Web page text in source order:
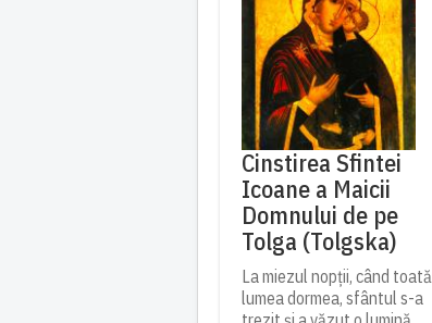
Cinstirea Sfintei
Icoane a Maicii
Domnului de pe
Tolga (Tolgska)
La miezul nopții, când toată
lumea dormea, sfântul s-a